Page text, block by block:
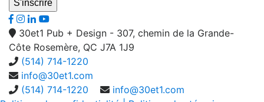
30et1 Pub + Design - 307, chemin de la Grande-
Côte Rosemère, QC J7A 1J9
(514) 714-1220
info@30et1.com
(514) 714-1220
info@30et1.com